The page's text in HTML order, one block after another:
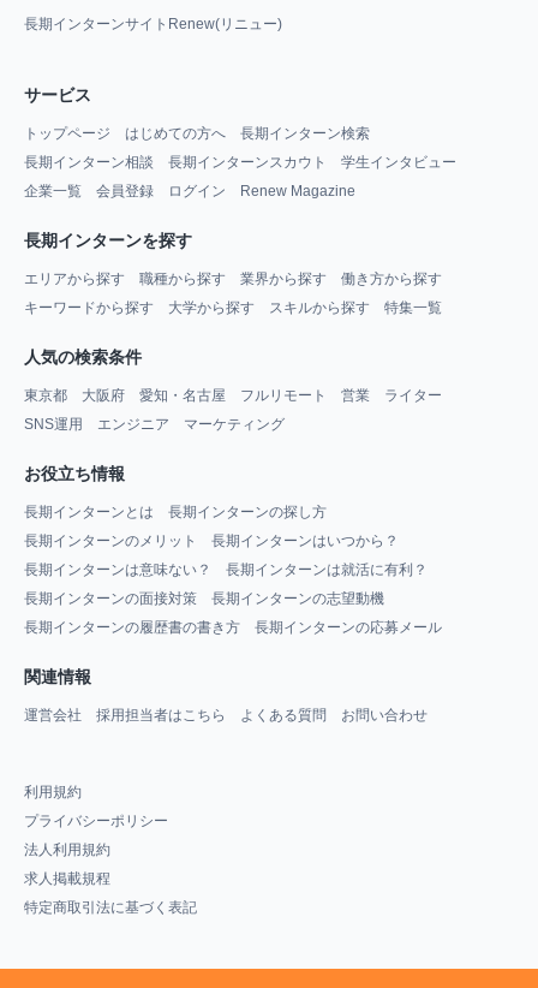
長期インターンサイトRenew(リニュー)
サービス
トップページ はじめての方へ
長期インターン検索
長期インターン相談
長期インターンスカウト
学生インタビュー
企業一覧
会員登録 ログイン Renew Magazine
長期インターンを探す
エリアから探す 職種から探す 業界から探す
働き方から探す
キーワードから探す
大学から探す スキルから探す 特集一覧
人気の検索条件
東京都 大阪府 愛知・名古屋 フルリモート 営業
ライター
SNS運用
エンジニア マーケティング
お役立ち情報
長期インターンとは
長期インターンの探し方
長期インターンのメリット
長期インターンはいつから？
長期インターンは意味ない？
長期インターンは就活に有利？
長期インターンの面接対策
長期インターンの志望動機
長期インターンの履歴書の書き方
長期インターンの応募メール
関連情報
運営会社 採用担当者はこちら よくある質問 お問い合わせ
利用規約
プライバシーポリシー
法人利用規約
求人掲載規程
特定商取引法に基づく表記